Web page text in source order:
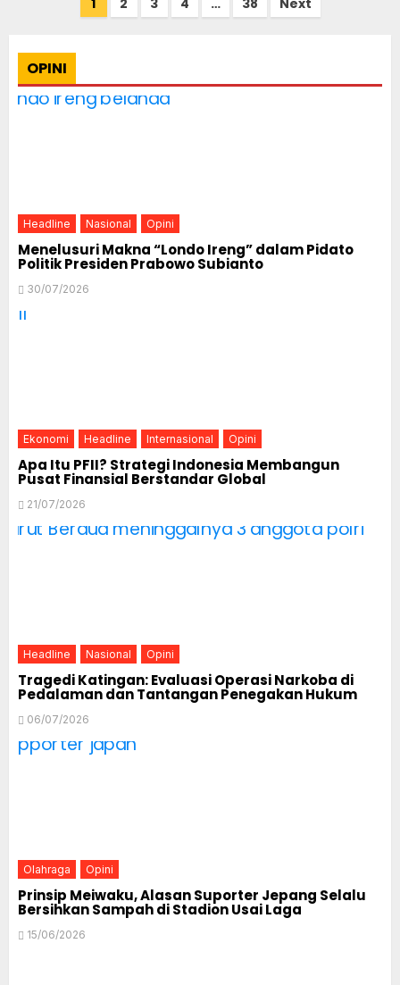
1 2 3 4 … 38 Next
OPINI
Headline Nasional Opini
Menelusuri Makna “Londo Ireng” dalam Pidato
Politik Presiden Prabowo Subianto
30/07/2026
Ekonomi Headline Internasional Opini
Apa Itu PFII? Strategi Indonesia Membangun
Pusat Finansial Berstandar Global
21/07/2026
Headline Nasional Opini
Tragedi Katingan: Evaluasi Operasi Narkoba di
Pedalaman dan Tantangan Penegakan Hukum
06/07/2026
Olahraga Opini
Prinsip Meiwaku, Alasan Suporter Jepang Selalu
Bersihkan Sampah di Stadion Usai Laga
15/06/2026